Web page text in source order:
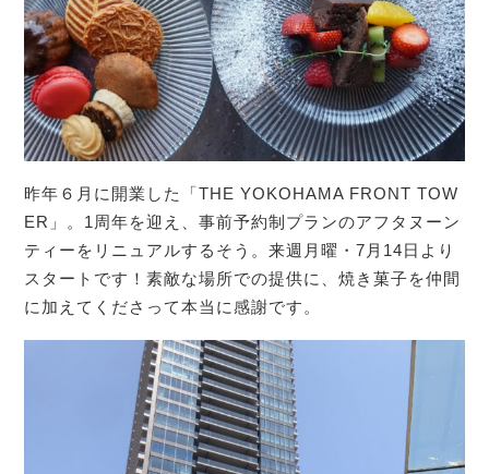
昨年６月に開業した「THE YOKOHAMA FRONT TOW
ER」。1周年を迎え、事前予約制プランのアフタヌーン
ティーをリニュアルするそう。来週月曜・7月14日より
スタートです！素敵な場所での提供に、焼き菓子を仲間
に加えてくださって本当に感謝です。